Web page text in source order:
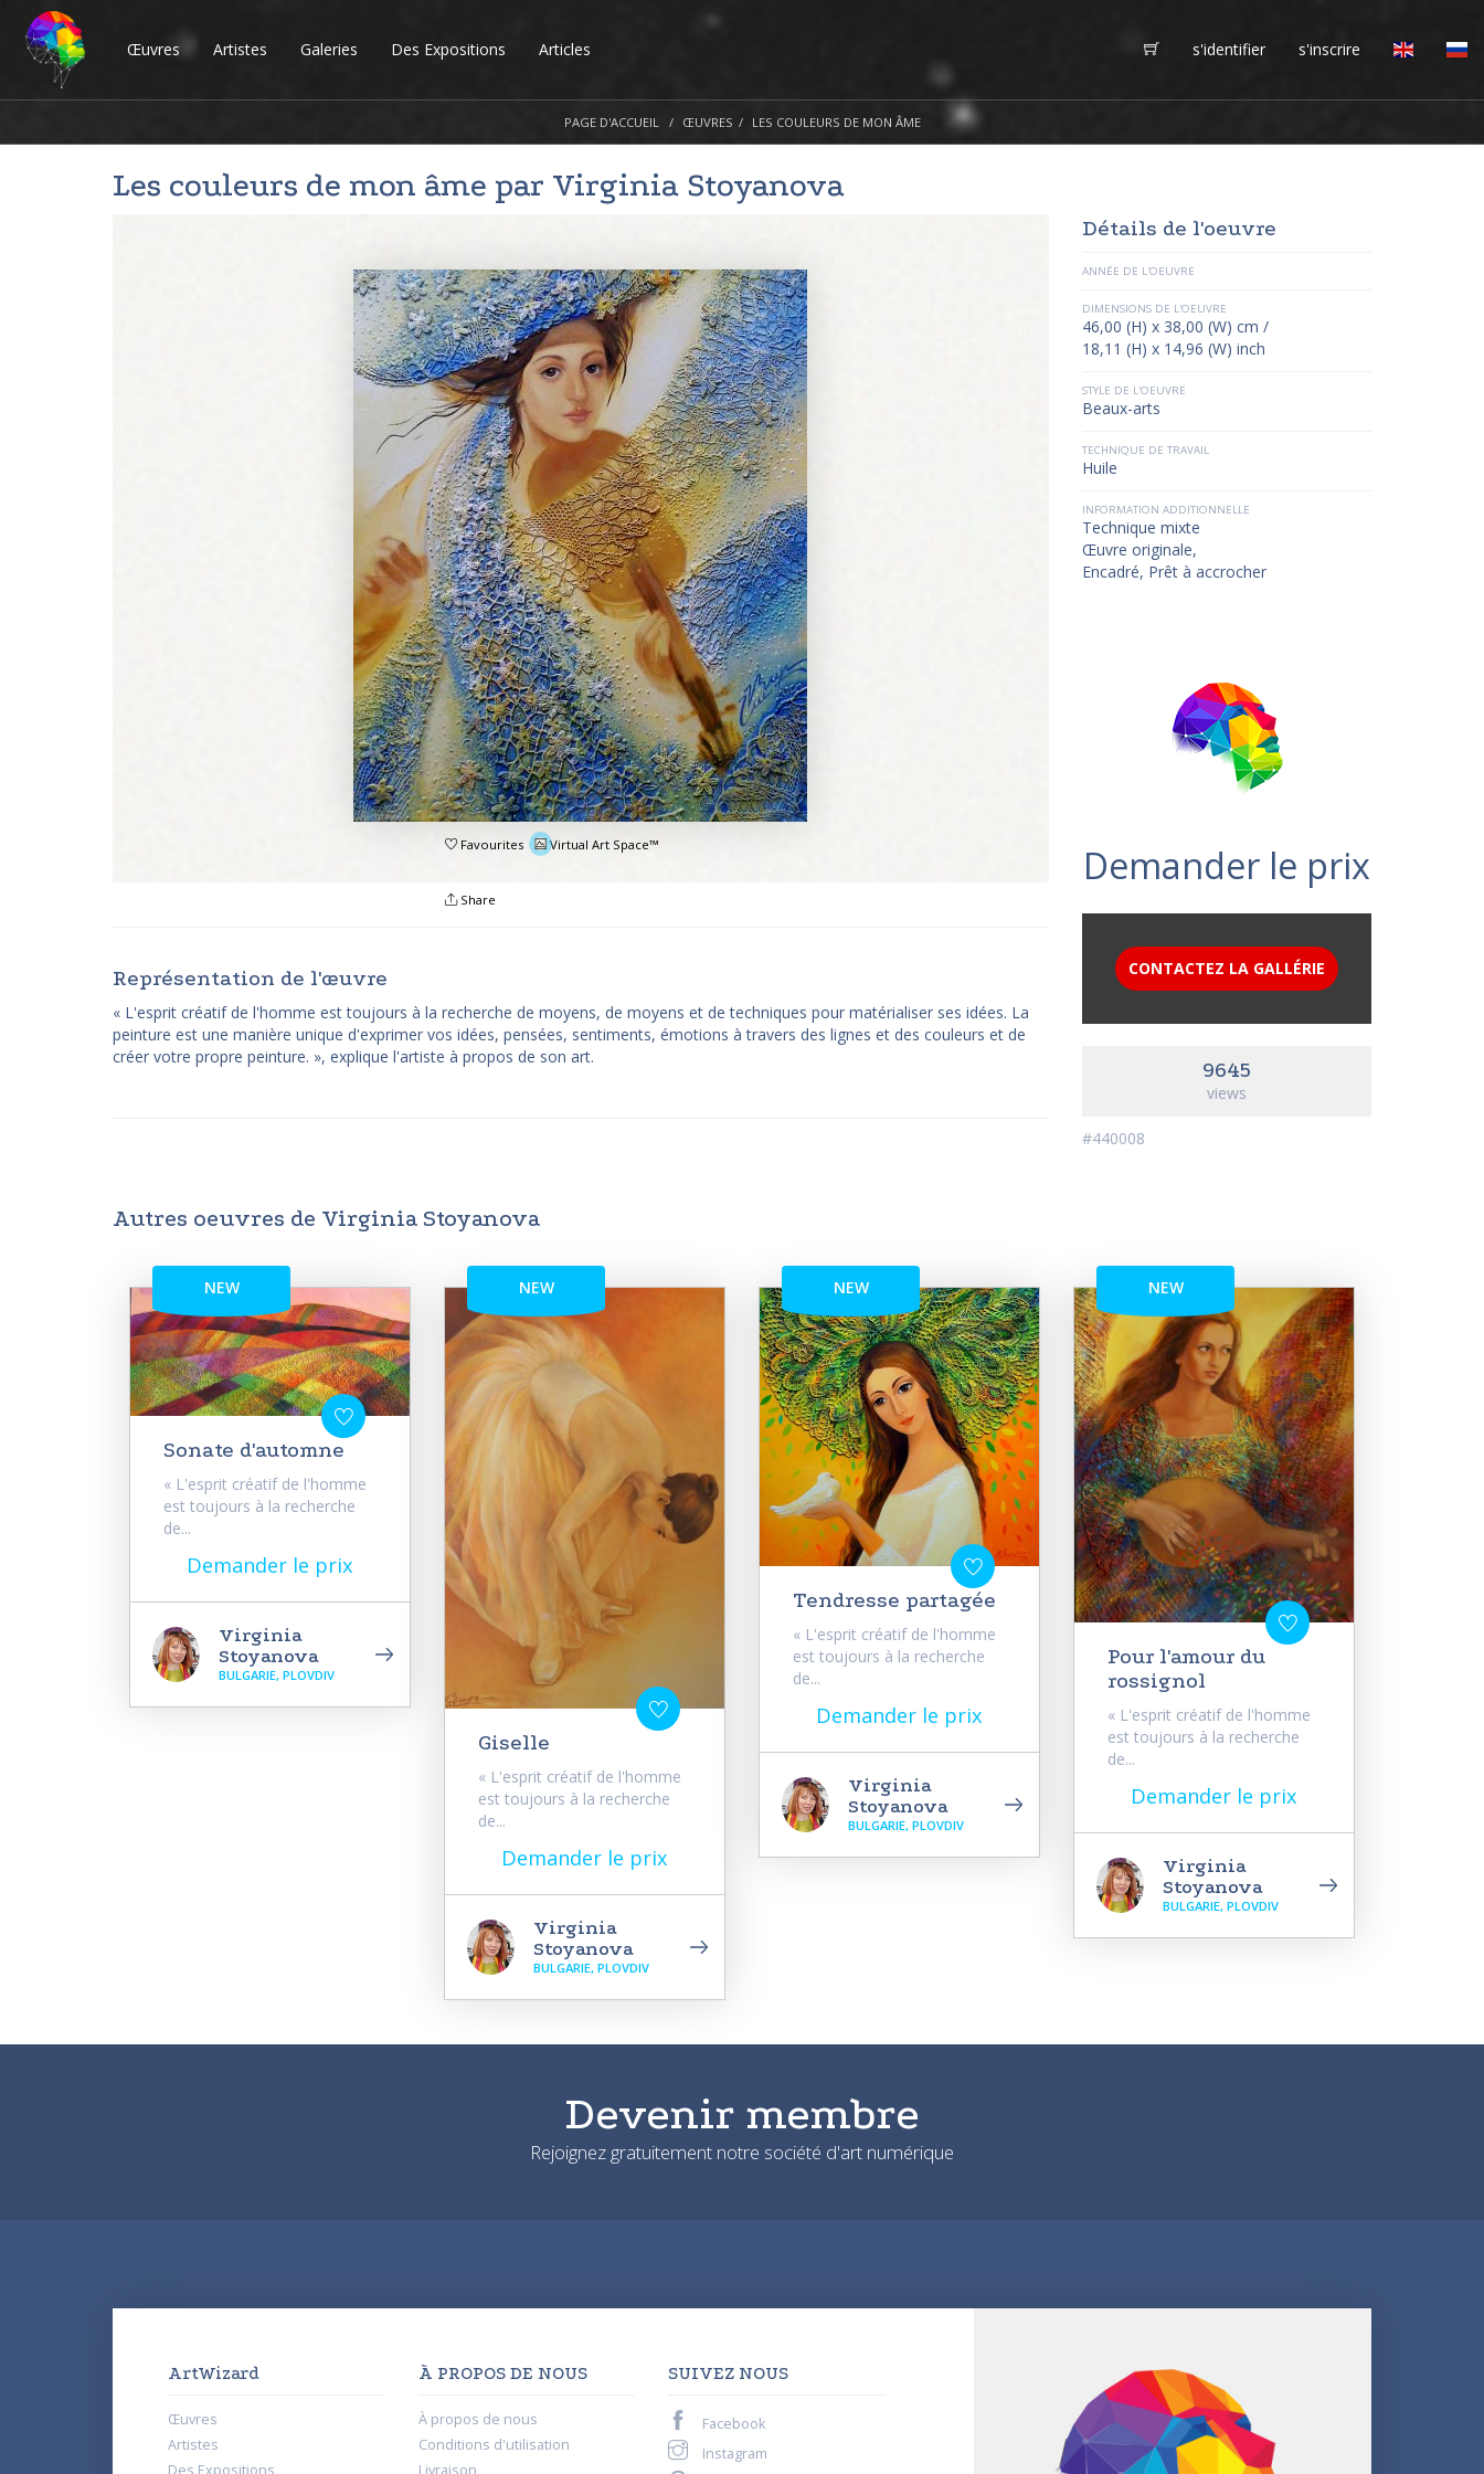
Œuvres Artistes Galeries Des Expositions Articles s'identifier s'inscrire
PAGE D'ACCUEIL ŒUVRES LES COULEURS DE MON ÂME
Les couleurs de mon âme par Virginia Stoyanova
Favourites Virtual Art Space™
Share
Représentation de l'œuvre
« L'esprit créatif de l'homme est toujours à la recherche de moyens, de moyens et de techniques pour matérialiser ses idées. La
peinture est une manière unique d'exprimer vos idées, pensées, sentiments, émotions à travers des lignes et des couleurs et de
créer votre propre peinture. », explique l'artiste à propos de son art.
Détails de l'oeuvre
ANNÉE DE L'OEUVRE
DIMENSIONS DE L'OEUVRE
46,00 (H) x 38,00 (W) cm /
18,11 (H) x 14,96 (W) inch
STYLE DE L'OEUVRE
Beaux-arts
TECHNIQUE DE TRAVAIL
Huile
INFORMATION ADDITIONNELLE
Technique mixte
Œuvre originale,
Encadré, Prêt à accrocher
Demander le prix
CONTACTEZ LA GALLÉRIE
9645
views
#440008
Autres oeuvres de Virginia Stoyanova
NEW
Sonate d'automne
« L'esprit créatif de l'homme
est toujours à la recherche
de...
Demander le prix
Virginia
Stoyanova
BULGARIE, PLOVDIV
NEW
Giselle
« L'esprit créatif de l'homme
est toujours à la recherche
de...
Demander le prix
Virginia
Stoyanova
BULGARIE, PLOVDIV
NEW
Tendresse partagée
« L'esprit créatif de l'homme
est toujours à la recherche
de...
Demander le prix
Virginia
Stoyanova
BULGARIE, PLOVDIV
NEW
Pour l'amour du
rossignol
« L'esprit créatif de l'homme
est toujours à la recherche
de...
Demander le prix
Virginia
Stoyanova
BULGARIE, PLOVDIV
Devenir membre
Rejoignez gratuitement notre société d'art numérique
ArtWizard
Œuvres
Artistes
Des Expositions
À PROPOS DE NOUS
À propos de nous
Conditions d'utilisation
Livraison
SUIVEZ NOUS
Facebook
Instagram